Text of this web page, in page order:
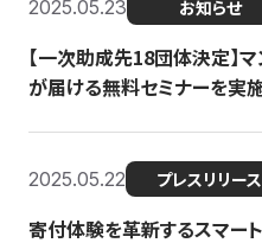
2025.05.23 お知らせ
【一次助成先18団体決定】
が届ける無料セミナーを実
2025.05.22 プレスリリース
寄付体験を革新するスマート